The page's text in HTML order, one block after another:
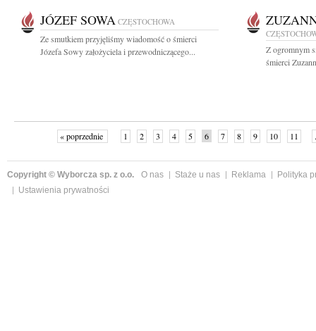
JÓZEF SOWA CZĘSTOCHOWA
Ze smutkiem przyjęliśmy wiadomość o śmierci
Józefa Sowy założyciela i przewodniczącego...
Z ogromnym
śmierci
« poprzednie 1 2 3 4 5 6 7 8 9 10 11
Copyright © Wyborcza sp. z o.o. O nas Staże u nas Reklama
Polityka
Ustawienia prywatności